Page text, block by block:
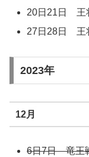
20日21日 王
27日28日 王
2023年
12月
6日7日 竜王